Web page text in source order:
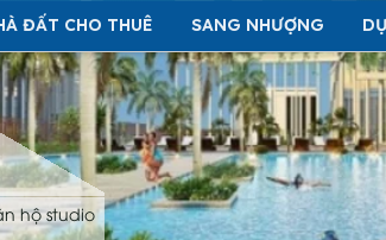
ĐẤT CHO THUÊ SANG NHƯỢNG
hộ studio